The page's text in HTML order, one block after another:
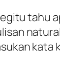
tahu
kata